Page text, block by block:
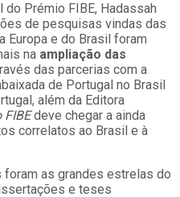
Prémio FIBE, Hadassah
de pesquisas vindas das
Europa e do Brasil foram
na ampliação das
das parcerias com a
de Portugal no Brasil
além da Editora
FIBEdeve chegar a ainda
correlatos ao Brasil e à
foram as grandes estrelas do
e teses